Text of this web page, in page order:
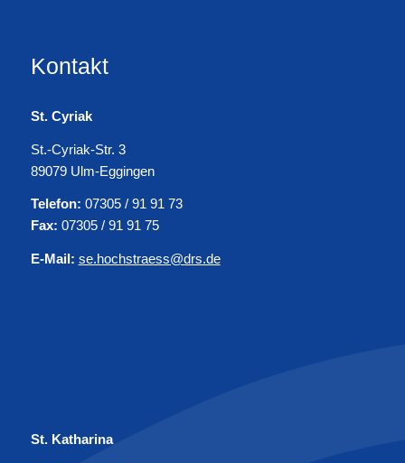
Kontakt
St. Cyriak
St.-Cyriak-Str. 3
89079 Ulm-Eggingen
Telefon: 07305 / 91 91 73
Fax: 07305 / 91 91 75
E-Mail: se.hochstraess@drs.de
St. Katharina